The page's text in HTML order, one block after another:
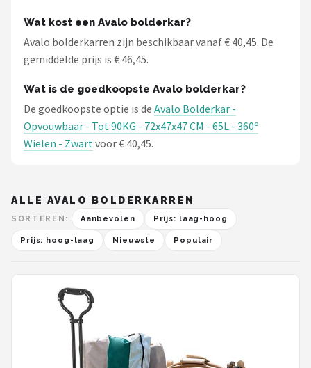
Wat kost een Avalo bolderkar?
Avalo bolderkarren zijn beschikbaar vanaf € 40,45. De
gemiddelde prijs is € 46,45.
Wat is de goedkoopste Avalo bolderkar?
De goedkoopste optie is de Avalo Bolderkar -
Opvouwbaar - Tot 90KG - 72x47x47 CM - 65L - 360º
Wielen - Zwartvoor € 40,45.
ALLE AVALO BOLDERKARREN
SORTEREN: Aanbevolen Prijs: laag-hoog
Prijs: hoog-laag Nieuwste Populair